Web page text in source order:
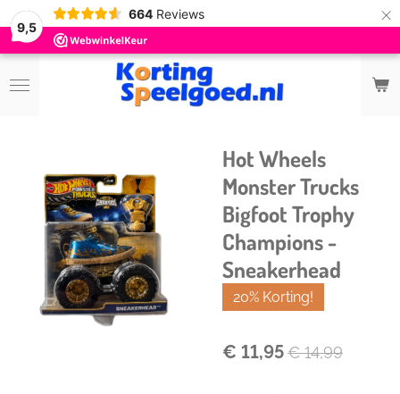
9,5
664 Reviews ×
Hot Wheels
Monster Trucks
Bigfoot Trophy
Champions -
Sneakerhead
20% Korting!
€ 11,95€ 14,99